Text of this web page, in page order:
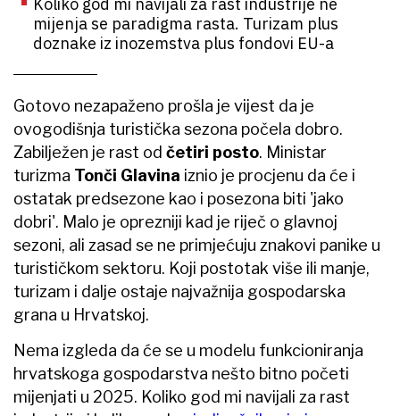
Koliko god mi navijali za rast industrije ne
mijenja se paradigma rasta. Turizam plus
doznake iz inozemstva plus fondovi EU-a
Gotovo nezapaženo prošla je vijest da je
ovogodišnja turistička sezona počela dobro.
Zabilježen je rast od četiri posto. Ministar
turizma Tonči Glavina iznio je procjenu da će i
ostatak predsezone kao i posezona biti 'jako
dobri'. Malo je oprezniji kad je riječ o glavnoj
sezoni, ali zasad se ne primjećuju znakovi panike u
turističkom sektoru. Koji postotak više ili manje,
turizam i dalje ostaje najvažnija gospodarska
grana u Hrvatskoj.
Nema izgleda da će se u modelu funkcioniranja
hrvatskoga gospodarstva nešto bitno početi
mijenjati u 2025. Koliko god mi navijali za rast